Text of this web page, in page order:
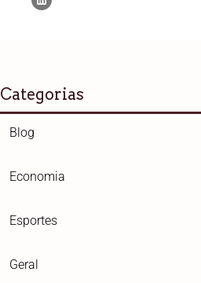
Categorias
Blog
Economia
Esportes
Geral